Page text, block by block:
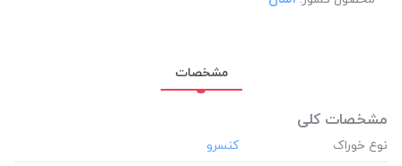
مشخصات
مشخصات کلی
نوع خوراک